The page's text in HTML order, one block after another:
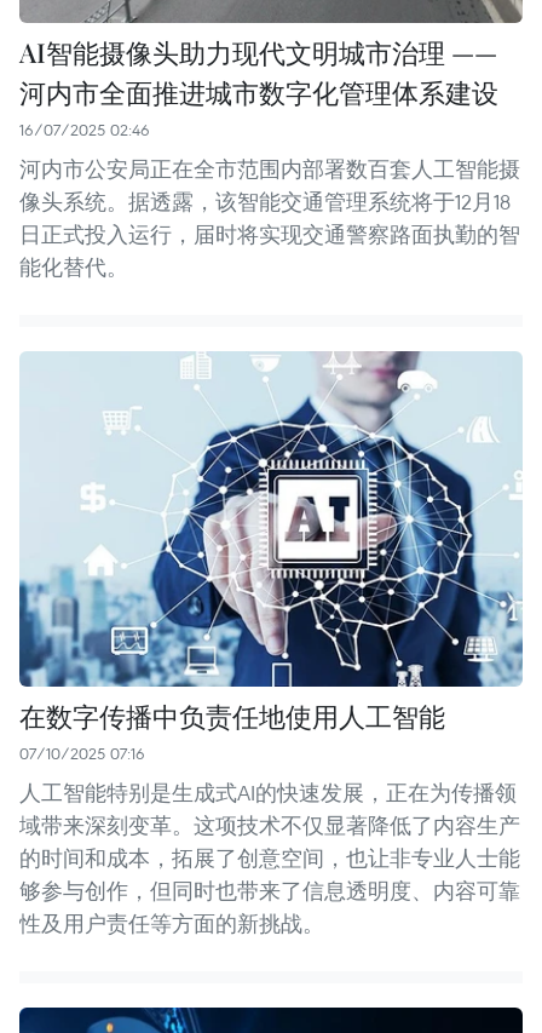
AI智能摄像头助力现代文明城市治理 ——
河内市全面推进城市数字化管理体系建设
16/07/2025 02:46
河内市公安局正在全市范围内部署数百套人工智能摄
像头系统。据透露，该智能交通管理系统将于12月18
日正式投入运行，届时将实现交通警察路面执勤的智
能化替代。
在数字传播中负责任地使用人工智能
07/10/2025 07:16
人工智能特别是生成式AI的快速发展，正在为传播领
域带来深刻变革。这项技术不仅显著降低了内容生产
的时间和成本，拓展了创意空间，也让非专业人士能
够参与创作，但同时也带来了信息透明度、内容可靠
性及用户责任等方面的新挑战。